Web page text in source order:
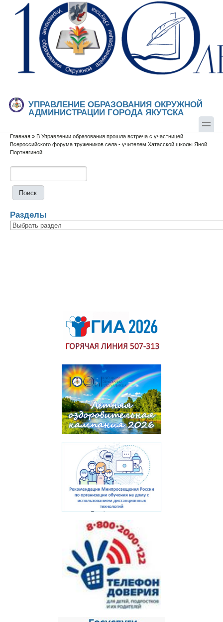
Перейти к основному содержанию
Skip to search
УПРАВЛЕНИЕ ОБРАЗОВАНИЯ ОКРУЖНОЙ
АДМИНИСТРАЦИИ ГОРОДА ЯКУТСКА
Вы здесь
Главная » В Управлении образования прошла встреча с участницей
Всероссийского форума тружеников села - учителем Хатасской школы Яной
Портнягиной
Разделы